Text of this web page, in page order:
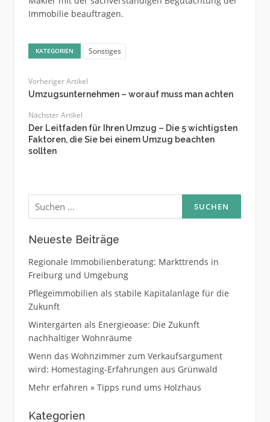
Immobilie beauftragen.
KATEGORIEN Sonstiges
Vorheriger Artikel
Umzugsunternehmen – worauf muss man achten
Nächster Artikel
Der Leitfaden für Ihren Umzug – Die 5 wichtigsten
Faktoren, die Sie bei einem Umzug beachten
sollten
Suchen
nach:
Neueste Beiträge
Regionale Immobilienberatung: Markttrends in
Freiburg und Umgebung
Pflegeimmobilien als stabile Kapitalanlage für die
Zukunft
Wintergärten als Energieoase: Die Zukunft
nachhaltiger Wohnräume
Wenn das Wohnzimmer zum Verkaufsargument
wird: Homestaging-Erfahrungen aus Grünwald
Mehr erfahren » Tipps rund ums Holzhaus
Kategorien